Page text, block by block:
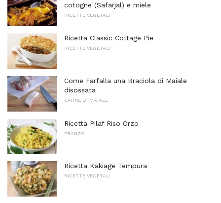
cotogne (Safarjal) e miele
RICETTE VEGETALI
Ricetta Classic Cottage Pie
RICETTE VEGETALI
Come Farfalla una Braciola di Maiale
disossata
CARNE DI MAIALE
Ricetta Pilaf Riso Orzo
PRANZO
Ricetta Kakiage Tempura
RICETTE VEGETALI